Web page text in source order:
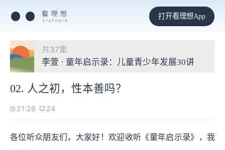
打开看理想App
共37集
李萱 · 童年启示录：儿童青少年发展30讲
02. 人之初，性本善吗？
21:26 24
各位听众朋友们，大家好！欢迎收听《童年启示录》，我